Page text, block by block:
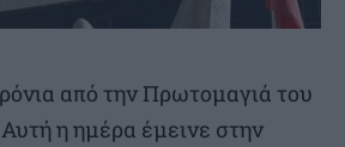
από την Πρωτομαγιά του
η ημέρα έμεινε στην